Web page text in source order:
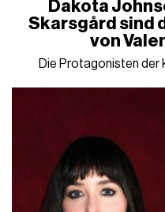
Dakota
Skarsgård sind
von
Die Protagonisten der